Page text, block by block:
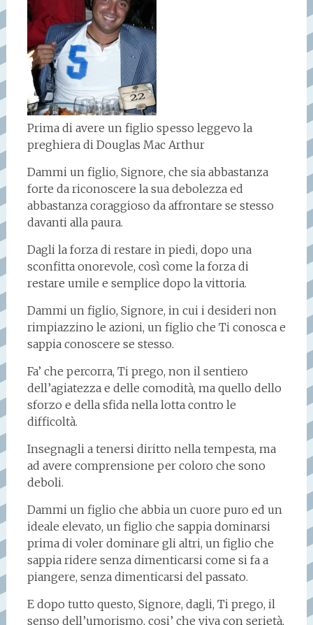
Prima di avere un figlio spesso leggevo la
preghiera di Douglas Mac Arthur
Dammi un figlio, Signore, che sia abbastanza
forte da riconoscere la sua debolezza ed
abbastanza coraggioso da affrontare se stesso
davanti alla paura.
Dagli la forza di restare in piedi, dopo una
sconfitta onorevole, così come la forza di
restare umile e semplice dopo la vittoria.
Dammi un figlio, Signore, in cui i desideri non
rimpiazzino le azioni, un figlio che Ti conosca e
sappia conoscere se stesso.
Fa’ che percorra, Ti prego, non il sentiero
dell’agiatezza e delle comodità, ma quello dello
sforzo e della sfida nella lotta contro le
difficoltà.
Insegnagli a tenersi diritto nella tempesta, ma
ad avere comprensione per coloro che sono
deboli.
Dammi un figlio che abbia un cuore puro ed un
ideale elevato, un figlio che sappia dominarsi
prima di voler dominare gli altri, un figlio che
sappia ridere senza dimenticarsi come si fa a
piangere, senza dimenticarsi del passato.
E dopo tutto questo, Signore, dagli, Ti prego, il
senso dell’umorismo, cosi’ che viva con serietà,